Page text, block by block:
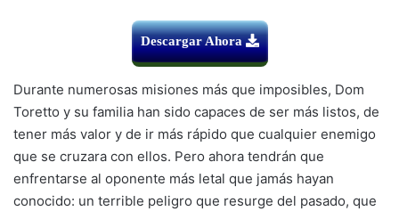
Descargar Ahora
Durante numerosas misiones más que imposibles, Dom
Toretto y su familia han sido capaces de ser más listos, de
tener más valor y de ir más rápido que cualquier enemigo
que se cruzara con ellos. Pero ahora tendrán que
enfrentarse al oponente más letal que jamás hayan
conocido: un terrible peligro que resurge del pasado, que